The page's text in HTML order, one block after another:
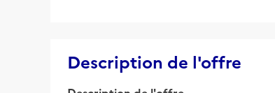
Description de l'offre